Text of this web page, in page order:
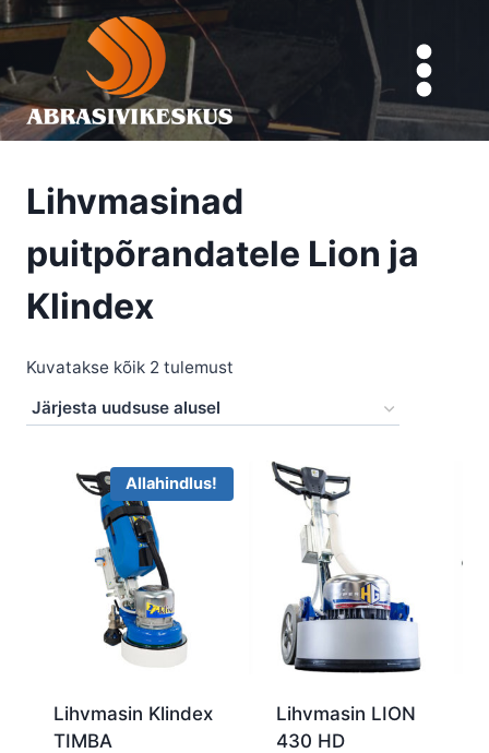
Skip
to
content
Lihvmasinad
puitpõrandatele Lion ja
Klindex
Kuvatakse kõik 2 tulemust
latest
Allahindlus!
Lihvmasin Klindex
TIMBA
Lihvmasin LION
430 HD